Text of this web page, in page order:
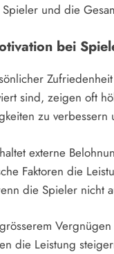
und die
bei
sind, zeigen oft
zu verbessern
externe
Faktoren die
die Spieler nicht
die Leistung